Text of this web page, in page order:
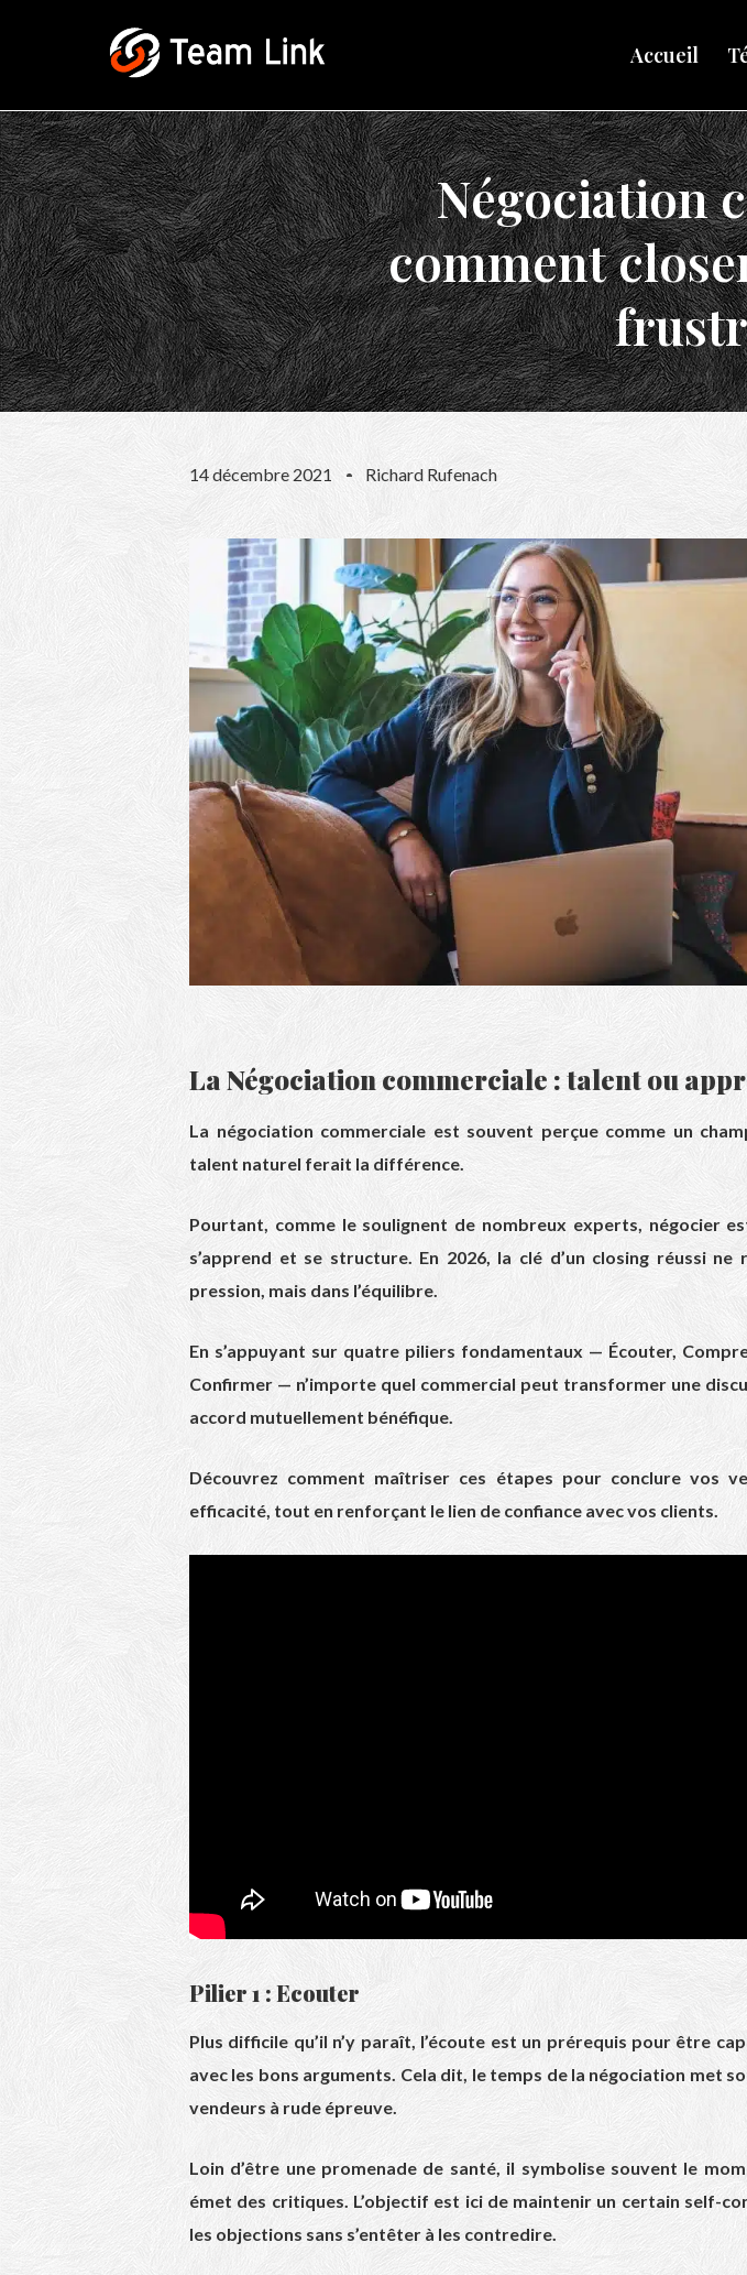
Accueil
Négociation
comment
14 décembre 2021 Richard Rufenach
La Négociation commerciale : talent ou
La négociation commerciale est souvent perçue comme un
talent naturel ferait la différence.
Pourtant, comme le soulignent de nombreux experts, négocier
s’apprend et se structure. En 2026, la clé d’un closing réussi ne
pression, mais dans l’équilibre.
En s’appuyant sur quatre piliers fondamentaux — Écouter,
Confirmer — n’importe quel commercial peut transformer une
accord mutuellement bénéfique.
Découvrez comment maîtriser ces étapes pour conclure vos
efficacité, tout en renforçant le lien de confiance avec vos clients.
Pilier 1 : Ecouter
Plus difficile qu’il n’y paraît, l’écoute est un prérequis pour être
avec les bons arguments. Cela dit, le temps de la négociation met
vendeurs à rude épreuve.
Loin d’être une promenade de santé, il symbolise souvent le
émet des critiques. L’objectif est ici de maintenir un certain self-
les objections sans s’entêter à les contredire.